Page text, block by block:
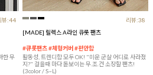
뷰:44
한 무
리뷰:38
[MADE] 릴렉스 A라인 큐롯 팬츠
#큐롯팬츠 #체형커버 #편안함
활동성, 트렌디함 모두 OK! "미운 군살 어디로 사라졌
지?" 걸을때 마다 돋보이는 무.조.건 소장할 팬츠!
(3color / S~L)